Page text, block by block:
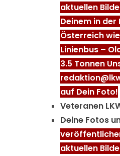
aktuellen
Deinem in
Österreich
Linienbus –
3.5 Tonnen
auf Dein Foto!
Veteranen
Deine Fotos
aktuellen